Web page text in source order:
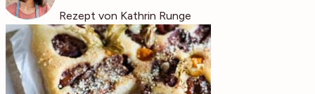
Rezept von Kathrin Runge